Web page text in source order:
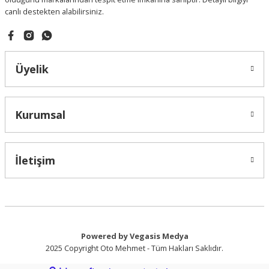
canlı destekten alabilirsiniz.
Üyelik
Kurumsal
İletişim
Powered by Vegasis Medya
2025 Copyright Oto Mehmet - Tüm Hakları Saklıdır.